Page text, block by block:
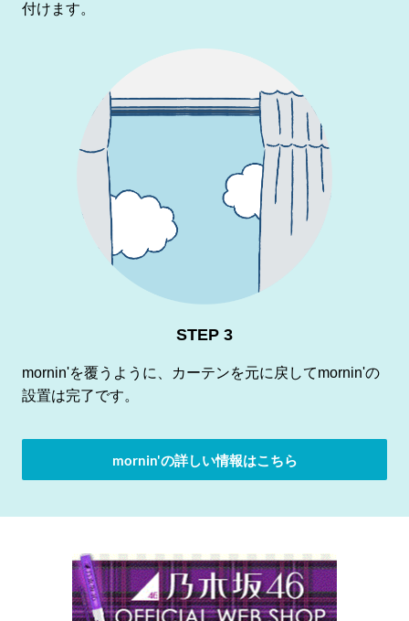
付けます。
STEP 3
mornin'を覆うように、カーテンを元に戻してmornin'の
設置は完了です。
mornin'の詳しい情報はこちら